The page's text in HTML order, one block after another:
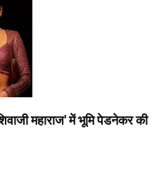
महाराज' में भूमि पेडनेकर की